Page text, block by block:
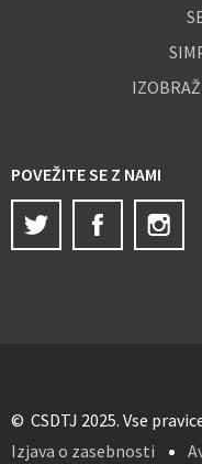
POVEŽITE SE Z NAMI
Twitter
Facebook
© CSDTJ 2025. Vse
Izjava o zasebnosti